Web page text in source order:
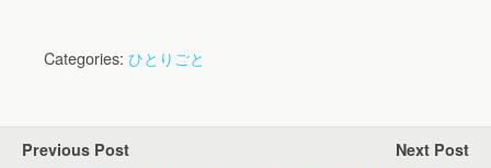
Categories: ひとりごと
Previous Post Next Post